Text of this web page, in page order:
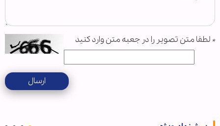
* لطفا متن تصویر را در جعبه متن وارد کنید
ارسال